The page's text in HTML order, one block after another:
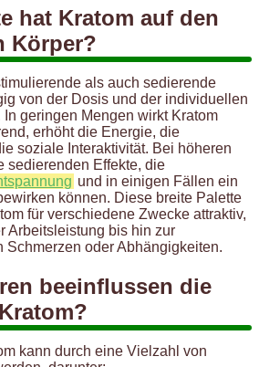
hat Kratom auf den
Körper?
als auch sedierende
von der Dosis und der individuellen
geringen Mengen wirkt Kratom
erhöht die Energie, die
soziale Interaktivität. Bei höheren
sedierenden Effekte, die
und in einigen Fällen ein
können. Diese breite Palette
für verschiedene Zwecke attraktiv,
Arbeitsleistung bis hin zur
Schmerzen oder Abhängigkeiten.
beeinflussen die
kann durch eine Vielzahl von